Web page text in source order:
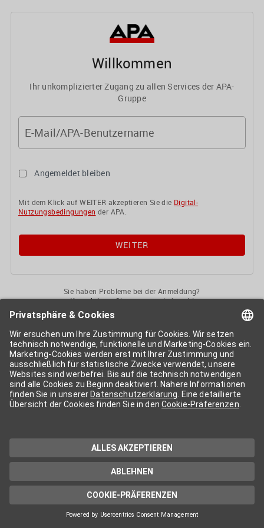
Willkommen
Ihr unkomplizierter Zugang zu allen Services der APA-
Gruppe
E-Mail/APA-Benutzername
Angemeldet bleiben
Mit dem Klick auf WEITER akzeptieren Sie die Digital-
Nutzungsbedingungen der APA.
Sie haben Probleme bei der Anmeldung?
KontaktierenSie uns gerne jederzeit!
APA-User
Services der APA-Gruppe. Für die Nutzung der einzelnen Anwendungen
kann eine weitere Freischaltung nötig sein. Kosten fallen nur nach einer
Bestellung und genauer Kosteninformation an.
Wenn nicht anders erwähnt, gelten dieAllgemeinen
Geschäftsbedingungender APA - Austria Presse Agentur.
Die von Ihnen angegebenen Daten werden ausschließlich für die
Zwecke der Demo-Nutzung bzw. des Vertragsverhältnisses genutzt.
Eine darüber hinaus gehende oder andersartige Verwendung ist nur mit
technischen Support stehen wir Ihnen jederzeit gerne zur Verfügung.
Datenschutzerklärung
Cookie-Präferenzen